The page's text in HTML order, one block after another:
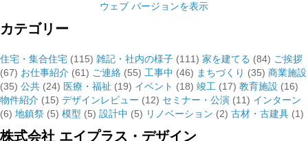
ウェブ バージョンを表示
カテゴリー
住宅・集合住宅 (115) 雑記・社内の様子 (111) 家を建てる (84) ご挨拶
(67) お仕事紹介 (61) ご連絡 (55) 工事中 (46) まちづくり (35) 商業施設
(35) 公共 (24) 医療・福祉 (19) イベント (18) 竣工 (17) 教育施設 (16)
物件紹介 (15) デザインレビュー (12) セミナー・公演 (11) インターン
(6) 地鎮祭 (5) 模型 (5) 設計中 (5) リノベーション (2) 古材・古建具 (1)
株式会社 エイプラス・デザイン